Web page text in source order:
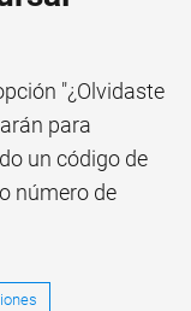
"¿Olvidaste
para
un código de
número de